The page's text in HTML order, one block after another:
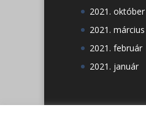
2021. október
2021. március
2021. február
2021. január